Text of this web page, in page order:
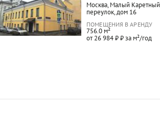
Москва, Малый Каретный
переулок, дом 16
ПОМЕЩЕНИЯ В АРЕНДУ
756.0 м²
от 26 984 ₽ ₽ за м²/год